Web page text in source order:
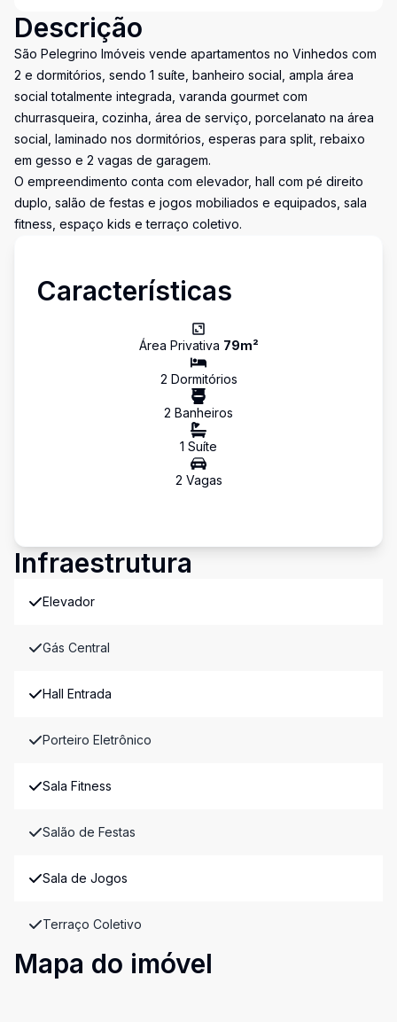
Descrição
São Pelegrino Imóveis vende apartamentos no Vinhedos com
2 e dormitórios, sendo 1 suíte, banheiro social, ampla área
social totalmente integrada, varanda gourmet com
churrasqueira, cozinha, área de serviço, porcelanato na área
social, laminado nos dormitórios, esperas para split, rebaixo
em gesso e 2 vagas de garagem.
O empreendimento conta com elevador, hall com pé direito
duplo, salão de festas e jogos mobiliados e equipados, sala
fitness, espaço kids e terraço coletivo.
Características
Área Privativa 79m²
2 Dormitórios
2 Banheiros
1 Suíte
2 Vagas
Infraestrutura
Elevador
Gás Central
Hall Entrada
Porteiro Eletrônico
Sala Fitness
Salão de Festas
Sala de Jogos
Terraço Coletivo
Mapa do imóvel